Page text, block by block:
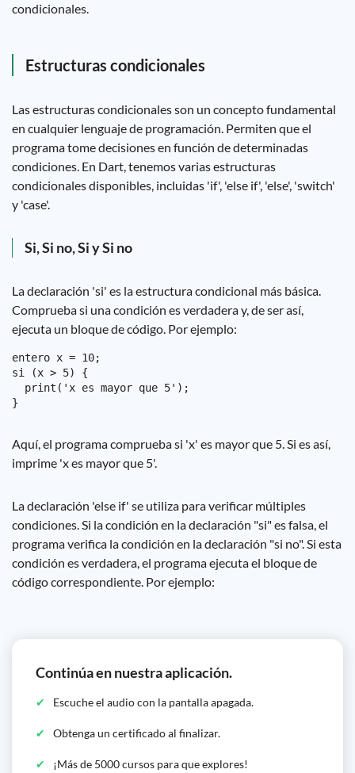
condicionales.
Estructuras condicionales
Las estructuras condicionales son un concepto fundamental
en cualquier lenguaje de programación. Permiten que el
programa tome decisiones en función de determinadas
condiciones. En Dart, tenemos varias estructuras
condicionales disponibles, incluidas 'if', 'else if', 'else', 'switch'
y 'case'.
Si, Si no, Si y Si no
La declaración 'si' es la estructura condicional más básica.
Comprueba si una condición es verdadera y, de ser así,
ejecuta un bloque de código. Por ejemplo:
entero x = 10;
si (x > 5) {
  print('x es mayor que 5');
Aquí, el programa comprueba si 'x' es mayor que 5. Si es así,
imprime 'x es mayor que 5'.
La declaración 'else if' se utiliza para verificar múltiples
condiciones. Si la condición en la declaración "si" es falsa, el
programa verifica la condición en la declaración "si no". Si esta
condición es verdadera, el programa ejecuta el bloque de
código correspondiente. Por ejemplo:
Continúa en nuestra aplicación.
Escuche el audio con la pantalla apagada.
Obtenga un certificado al finalizar.
¡Más de 5000 cursos para que explores!